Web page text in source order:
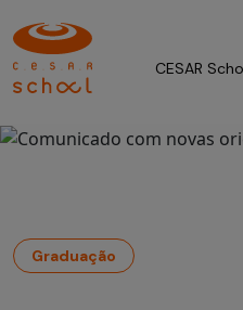
CESAR
Graduação